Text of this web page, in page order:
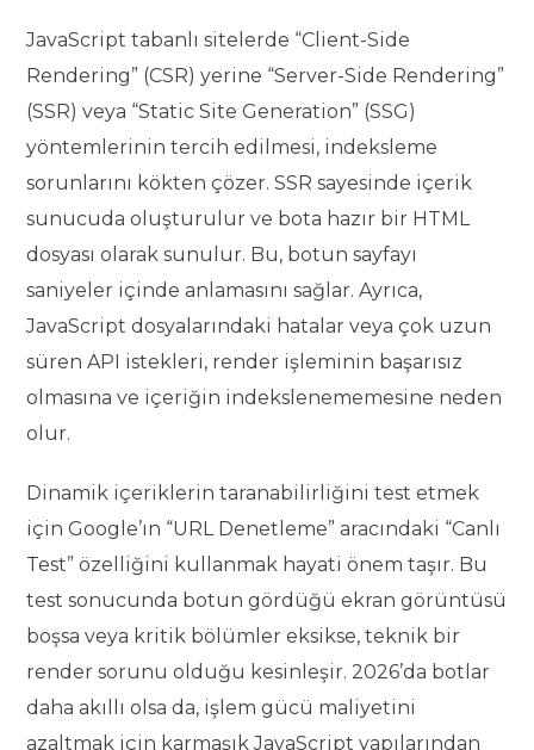
JavaScript tabanlı sitelerde “Client-Side
Rendering” (CSR) yerine “Server-Side Rendering”
(SSR) veya “Static Site Generation” (SSG)
yöntemlerinin tercih edilmesi, indeksleme
sorunlarını kökten çözer. SSR sayesinde içerik
sunucuda oluşturulur ve bota hazır bir HTML
dosyası olarak sunulur. Bu, botun sayfayı
saniyeler içinde anlamasını sağlar. Ayrıca,
JavaScript dosyalarındaki hatalar veya çok uzun
süren API istekleri, render işleminin başarısız
olmasına ve içeriğin indekslenememesine neden
olur.
Dinamik içeriklerin taranabilirliğini test etmek
için Google’ın “URL Denetleme” aracındaki “Canlı
Test” özelliğini kullanmak hayati önem taşır. Bu
test sonucunda botun gördüğü ekran görüntüsü
boşsa veya kritik bölümler eksikse, teknik bir
render sorunu olduğu kesinleşir. 2026’da botlar
daha akıllı olsa da, işlem gücü maliyetini
azaltmak için karmaşık JavaScript yapılarından